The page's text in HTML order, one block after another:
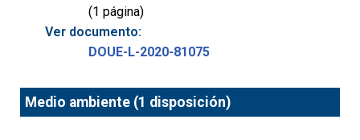
(1 página)
Ver documento:
DOUE-L-2020-81075
Medio ambiente (1 disposición)